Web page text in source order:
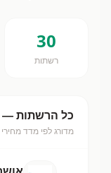
30
רשתות
כל הרשתות —
מדורג לפי מדד מחירי Savy ·